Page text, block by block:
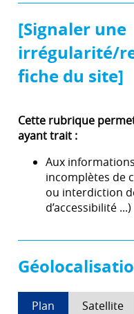
[Signaler une
irrégularité/
fiche du site]
Cette rubrique
ayant trait :
Aux
incomplètes de
ou interdiction
d’accessibilité ...)
Plan Satellite